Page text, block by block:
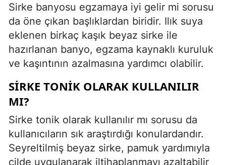
Sirke banyosu egzamaya iyi gelir mi sorusu
da öne çıkan başlıklardan biridir. Ilık suya
eklenen birkaç kaşık beyaz sirke ile
hazırlanan banyo, egzama kaynaklı kuruluk
ve kaşıntının azalmasına yardımcı olabilir.
SIRKE TONIK OLARAK KULLANILIR
MI?
Sirke tonik olarak kullanılır mı sorusu da
kullanıcıların sık araştırdığı konulardandır.
Seyreltilmiş beyaz sirke, pamuk yardımıyla
cilde uygulanarak iltihaplanmayı azaltabilir